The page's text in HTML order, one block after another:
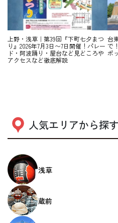
上野・浅草｜第39回『下町七夕まつ
り』2026年7月3日〜7日開催！パレー
ド・阿波踊り・屋台など見どころや
アクセスなど徹底解説
台
で
ポ
人気エリアから探す
浅草
蔵前